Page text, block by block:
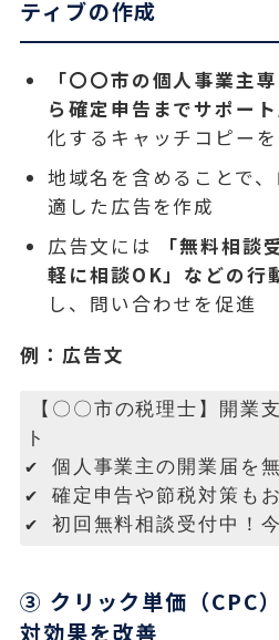
ティブの作成
「〇〇市の個人事業主
ら確定申告までサポート
化するキャッチコピー
地域名を含めることで
適した広告を作成
広告文には
「無料相談
軽に相談OK」などの行
し、問い合わせを促進
例：広告文
【〇〇市の税理士】開業
ト
✔ 個人事業主の開業届を
✔ 確定申告や節税対策も
✔ 初回無料相談受付中！
③ クリック単価（CPC
対効果を改善